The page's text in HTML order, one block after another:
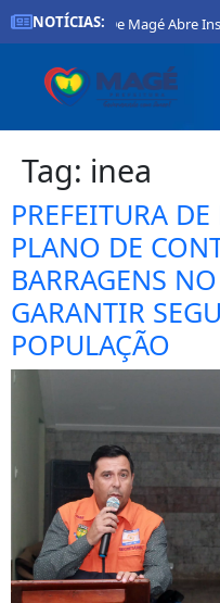
NOTÍCIAS:
Prefeitura De Magé Abre
Tag: inea
PREFEITURA
PLANO DE
BARRAGENS
GARANTIR
POPULAÇÃO